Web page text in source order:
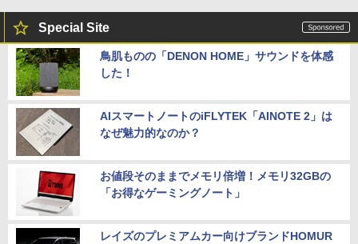
Special Site
鳥肌ものの「DENON HOME」サウンドを体感
した！
AIスマートノートのiFLYTEK「AINOTE 2」は
なぜ魅力的なのか？
お値段そのままでメモリ倍増！メモリ32GBの
「お得なゲーミングノート」
レイズのプレミアムカー向けブランドHOMUR